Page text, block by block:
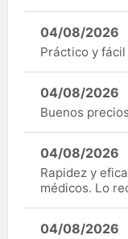
04/08/2026
Práctico y
04/08/2026
Buenos
04/08/2026
Rapidez y
médicos. Lo
04/08/2026